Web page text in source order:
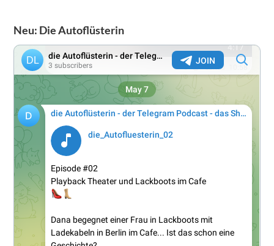
Neu: Die Autoflüsterin